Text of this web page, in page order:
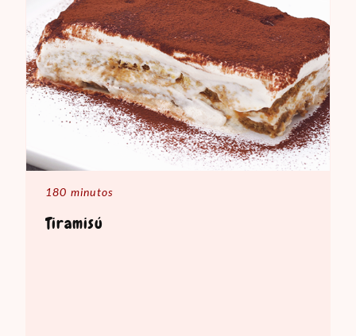
180 minutos
Tiramisú